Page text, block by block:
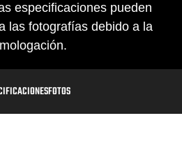
especificaciones pueden
las fotografías debido a la
FOTOS